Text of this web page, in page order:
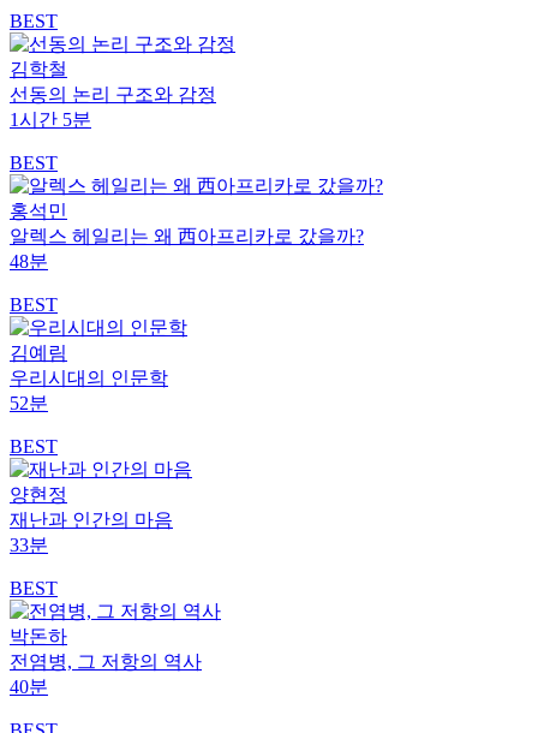
BEST
김학철
선동의 논리 구조와 감정
1시간 5분
BEST
홍석민
알렉스 헤일리는 왜 西아프리카로 갔을까?
48분
BEST
김예림
우리시대의 인문학
52분
BEST
양현정
재난과 인간의 마음
33분
BEST
박돈하
전염병, 그 저항의 역사
40분